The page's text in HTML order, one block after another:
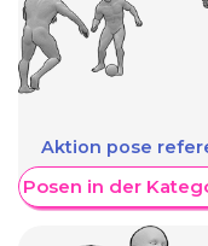
Aktion pose
Posen in der